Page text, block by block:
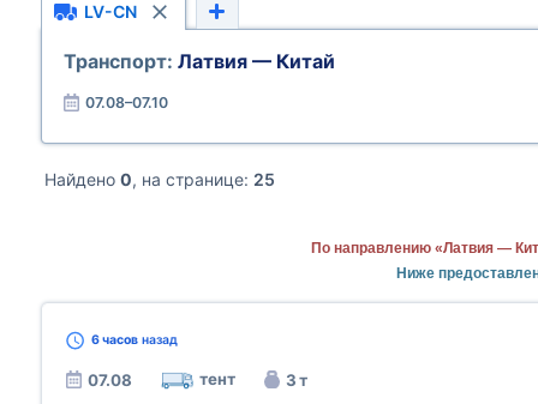
LV-CN
Транспорт: Латвия — Китай
07.08–07.10
Найдено 0, на странице: 25
По направлению «Латвия —
Ниже
6 часов назад
07.08 тент 3 т